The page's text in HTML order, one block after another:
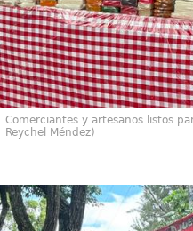
Comerciantes y artesanos listos
Reychel Méndez)